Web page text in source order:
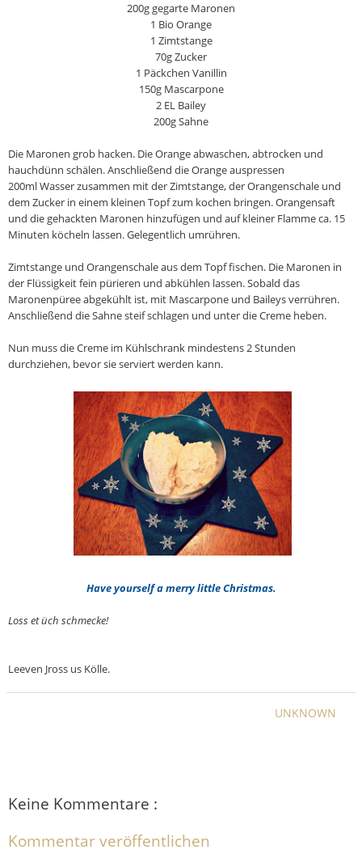
200g gegarte Maronen
1 Bio Orange
1 Zimtstange
70g Zucker
1 Päckchen Vanillin
150g Mascarpone
2 EL Bailey
200g Sahne
Die Maronen grob hacken. Die Orange abwaschen, abtrocken und
hauchdünn schälen. Anschließend die Orange auspressen
200ml Wasser zusammen mit der Zimtstange, der Orangenschale und
dem Zucker in einem kleinen Topf zum kochen bringen. Orangensaft
und die gehackten Maronen hinzufügen und auf kleiner Flamme ca. 15
Minuten köcheln lassen. Gelegentlich umrühren.
Zimtstange und Orangenschale aus dem Topf fischen. Die Maronen in
der Flüssigkeit fein pürieren und abkühlen lassen.Sobald das
Maronenpüree abgekühlt ist, mit Mascarpone und Baileys verrühren.
Anschließend die Sahne steif schlagen und unter die Creme heben.
Nun muss die Creme im Kühlschrank mindestens 2 Stunden
durchziehen, bevor sie serviert werden kann.
Have yourself a merry little Christmas.
Loss et üch schmecke!
Leeven Jross us Kölle.
UNKNOWN
Keine Kommentare :
Kommentar veröffentlichen